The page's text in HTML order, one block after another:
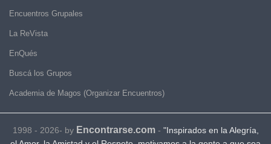
Encuentros Grupales
La ReVista
EnQués
Buscá los Grupos
Academia de Magos (Organizar Encuentros)
1998 - 2026- by Encontrarse.com- "Inspirados en la Alegría,